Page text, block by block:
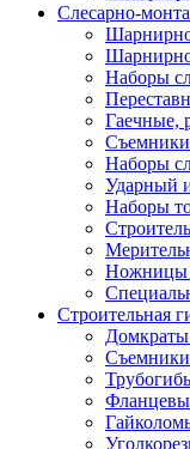
Слесарно-
Наборы
Гаечные,
Съемники
Наборы
Ударный
Наборы
Ножницы
Строительная
Домкраты
Съемники